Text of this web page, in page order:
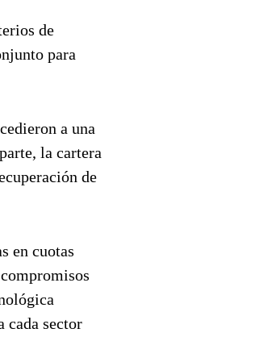
de
para
a una
la cartera
de
en cuotas
cada sector